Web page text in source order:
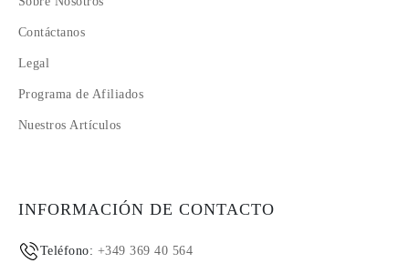
Contáctanos
Legal
Programa de Afiliados
Nuestros Artículos
INFORMACIÓN DE CONTACTO
Teléfono: +349 369 40 564